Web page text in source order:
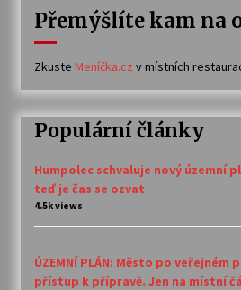
Přemýšlíte kam na
Zkuste Meníčka.cz v místních
Populární články
Humpolec schvaluje nový územní
teď je čas se ozvat
4.5k views
ÚZEMNÍ PLÁN: Město po veřejném
přístup k přípravě. Jen na místní